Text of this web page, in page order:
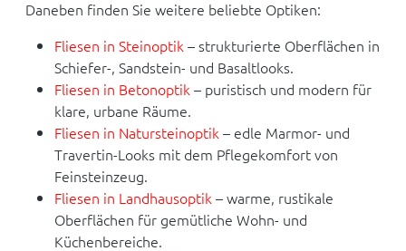
Daneben finden Sie weitere beliebte Optiken:
Fliesen in Steinoptik – strukturierte Oberflächen in
Schiefer-, Sandstein- und Basaltlooks.
Fliesen in Betonoptik – puristisch und modern für
klare, urbane Räume.
Fliesen in Natursteinoptik – edle Marmor- und
Travertin-Looks mit dem Pflegekomfort von
Feinsteinzeug.
Fliesen in Landhausoptik – warme, rustikale
Oberflächen für gemütliche Wohn- und
Küchenbereiche.